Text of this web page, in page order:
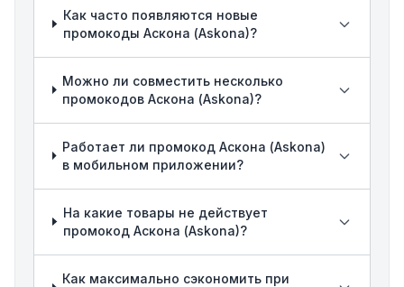
Как часто появляются новые
промокоды Аскона (Askona)?
Можно ли совместить несколько
промокодов Аскона (Askona)?
Работает ли промокод Аскона (Askona)
в мобильном приложении?
На какие товары не действует
промокод Аскона (Askona)?
Как максимально сэкономить при